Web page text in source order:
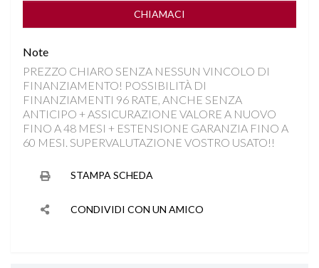
ISOFIX
SEDILI REGOLABILI IN ALTEZZA
SEDILI SDOPPIABILI
START&STOP
CHIAMACI
Note
PREZZO CHIARO SENZA NESSUN VINCOLO DI
FINANZIAMENTO! POSSIBILITÀ DI
FINANZIAMENTI 96 RATE, ANCHE SENZA
ANTICIPO + ASSICURAZIONE VALORE A NUOVO
FINO A 48 MESI + ESTENSIONE GARANZIA FINO A
60 MESI. SUPERVALUTAZIONE VOSTRO USATO!!
STAMPA SCHEDA
CONDIVIDI CON UN AMICO